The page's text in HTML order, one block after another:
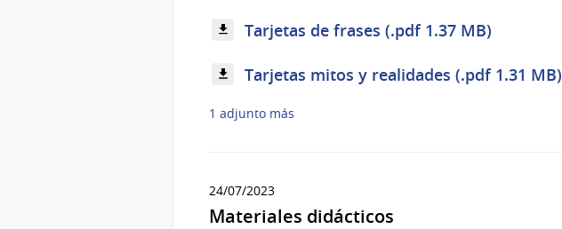
Tarjetas de frases (.pdf 1.37 MB)
Tarjetas mitos y realidades (.pdf 1.31 MB)
1 adjunto más
24/07/2023
Materiales didácticos